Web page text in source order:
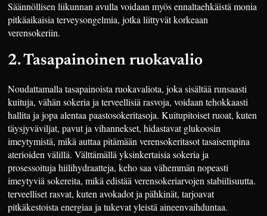
Säännöllisen liikunnan avulla voidaan myös ennaltaehkäistä monia
pitkäaikaisia terveysongelmia, jotka liittyvät korkeaan
verensokeriin.
2. Tasapainoinen ruokavalio
Noudattamalla tasapainoista ruokavaliota, joka sisältää runsaasti
kuituja, vähän sokeria ja terveellisiä rasvoja, voidaan tehokkaasti
hallita ja jopa alentaa paastosokeritasoja. Kuitupitoiset ruoat, kuten
täysjyväviljat, pavut ja vihannekset, hidastavat glukoosin
imeytymistä, mikä auttaa pitämään verensokeritasot tasaisempina
aterioiden välillä. Välttämällä yksinkertaisia sokeria ja
prosessoituja hiilihydraatteja, keho saa vähemmän nopeasti
imeytyviä sokereita, mikä edistää verensokeriarvojen stabiilisuutta.
terveelliset rasvat, kuten avokadot ja pähkinät, tarjoavat
pitkäkestoista energiaa ja tukevat yleistä aineenvaihduntaa.